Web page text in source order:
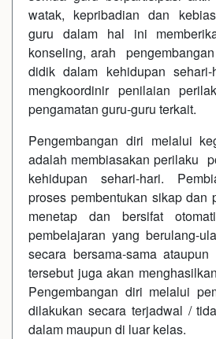
watak, kepribadian dan
guru dalam hal ini
konseling, arah
didik dalam kehidupan
mengkoordinir penilaian
pengamatan guru-guru terkait.
Pengembangan diri melalui
adalah membiasakan perilaku
kehidupan sehari-hari.
proses pembentukan sikap dan
menetap dan bersifat
pembelajaran yang berulang-
secara bersama-sama
tersebut juga akan
Pengembangan diri melalui
dilakukan secara terjadwal /
dalam maupun di luar kelas.